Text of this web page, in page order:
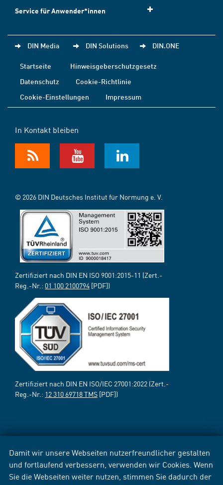
Damit wir unsere Webseiten nutzerfreundlicher gestalten
und fortlaufend verbessern, verwenden wir Cookies. Wenn
Sie die Webseiten weiter nutzen, stimmen Sie dadurch der
Service für Anwender*innen
DIN Media DIN Solutions DIN.ONE
Startseite
Hinweisgeberschutzgesetz
Datenschutz
Cookie-Richtlinie
Cookie-Einstellungen
Impressum
In Kontakt bleiben
© 2026 DIN Deutsches Institut für Normung e. V.
Zertifiziert nach DIN EN ISO 9001:2015-11 (Zert.-
Reg.-Nr.: 01 100 2100794 [PDF])
Zertifiziert nach DIN EN ISO/IEC 27001:2022 (Zert.-
Reg.-Nr.: 12 310 69718 TMS [PDF])